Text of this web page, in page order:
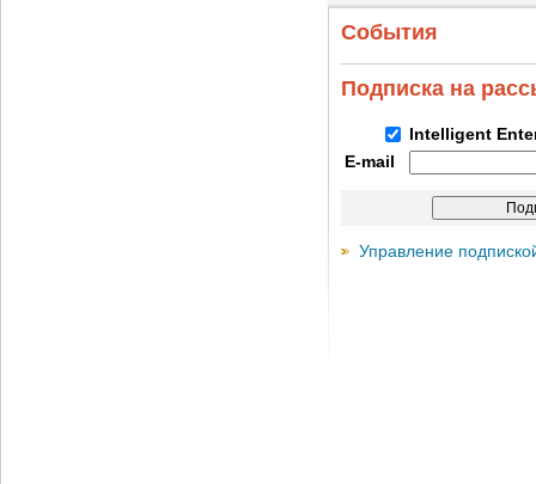
События
Подписка на
Intelligent
E-mail
Управление